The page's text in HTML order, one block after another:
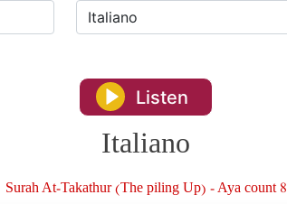
Listen
Italiano
Surah At-Takathur (The piling Up) - Aya count 8